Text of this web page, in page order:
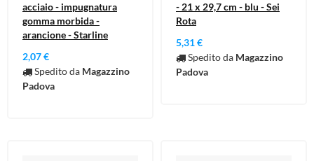
acciaio - impugnatura
gomma morbida -
arancione - Starline
2,07 €
Spedito da Magazzino
Padova
- 21 x 29,7 cm - blu - Sei
Rota
5,31 €
Spedito da Magazzino
Padova